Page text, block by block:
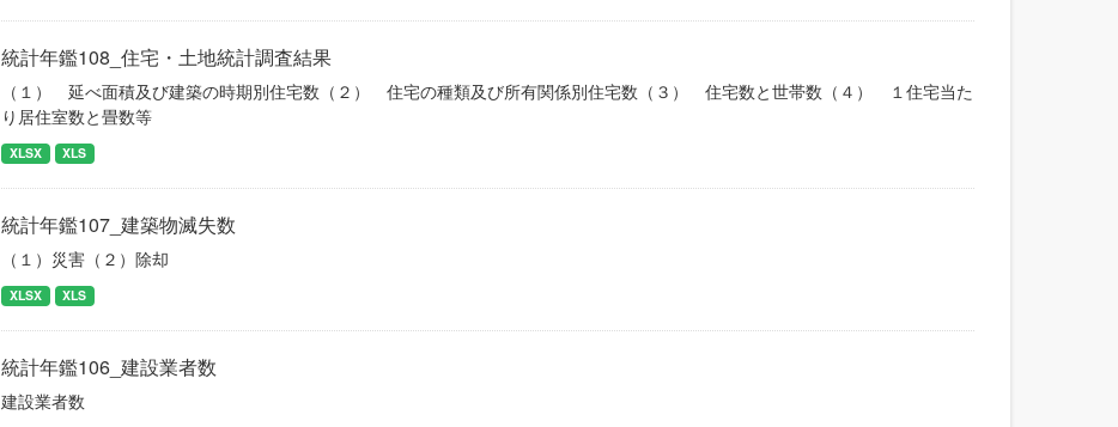
統計年鑑108_住宅・土地統計調査結果
（１） 延べ面積及び建築の時期別住宅数（２） 住宅の種類及び所有関係別住宅数（３） 住宅数と世帯数（４） １住宅当た
り居住室数と畳数等
XLSX XLS
統計年鑑107_建築物滅失数
（１）災害（２）除却
XLSX XLS
統計年鑑106_建設業者数
建設業者数